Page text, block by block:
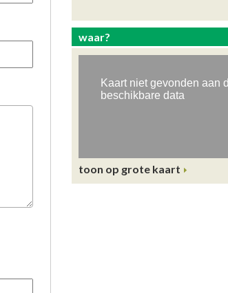
waar?
toon op grote kaart